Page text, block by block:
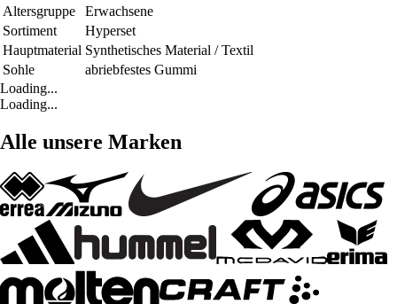
Altersgruppe
Erwachsene
Sortiment
Hyperset
Hauptmaterial Synthetisches Material / Textil
Sohle
abriebfestes Gummi
Loading...
Loading...
Alle unsere Marken